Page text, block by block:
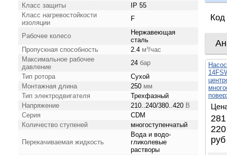
Класс защиты
IP 55
Класс нагревостойкости
изоляции
F
Рабочее колесо
Нержавеющая
сталь
Пропускная способность
2.4 м³/час
Максимальное рабочее
давление
24 бар
Тип ротора
Сухой
Монтажная длина
250 мм
Тип электродвигателя
Трехфазный
Напряжение
210..240/380..420 В
Серия
CDM
Количество ступеней
многоступенчатый
Перекачиваемая жидкость
Вода и водо-
гликолевые
растворы
281
220
руб